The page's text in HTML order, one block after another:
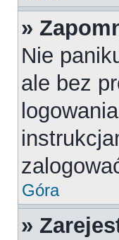
»
Nie
ale bez
Góra
»